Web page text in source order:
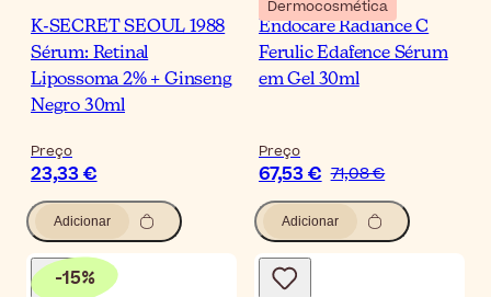
K-SECRET SEOUL 1988
Sérum: Retinal
Lipossoma 2% + Ginseng
Negro 30ml
Preço
23,33 €
Adicionar
Dermocosmética
Endocare Radiance C
Ferulic Edafence Sérum
em Gel 30ml
Preço
67,53 € 71,08 €
Adicionar
-15%